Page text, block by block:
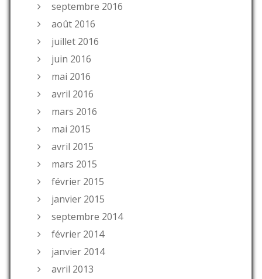
septembre 2016
août 2016
juillet 2016
juin 2016
mai 2016
avril 2016
mars 2016
mai 2015
avril 2015
mars 2015
février 2015
janvier 2015
septembre 2014
février 2014
janvier 2014
avril 2013